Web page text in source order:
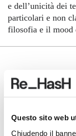
Questo sito web
Chiudendo il
e dell’unicità dei
particolari e non
filosofia e il mood
INVERNO
Un nuovo